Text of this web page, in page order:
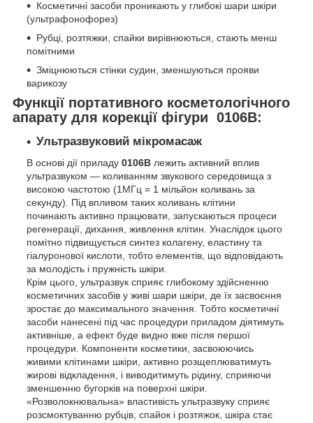
Косметичні засоби проникають у глибокі шари шкіри
(ультрафонофорез)
Рубці, розтяжки, спайки вирівнюються, стають менш
помітними
Зміцнюються стінки судин, зменшуються прояви
варикозу
Функції портативного косметологічного
апарату для корекції фігури 0106B:
Ультразвуковий мікромасаж
В основі дії приладу 0106B лежить активний вплив
ультразвуком — коливанням звукового середовища з
високою частотою (1МГц = 1 мільйон коливань за
секунду). Під впливом таких коливань клітини
починають активно працювати, запускаються процеси
регенерації, дихання, живлення клітин. Унаслідок цього
помітно підвищується синтез колагену, еластину та
гіалуронової кислоти, тобто елементів, що відповідають
за молодість і пружність шкіри.
Крім цього, ультразвук сприяє глибокому здійсненню
косметичних засобів у живі шари шкіри, де їх засвоєння
зростає до максимального значення. Тобто косметичні
засоби нанесені під час процедури приладом діятимуть
активніше, а ефект буде видно вже після першої
процедури. Компоненти косметики, засвоюючись
живими клітинами шкіри, активно розщеплюватимуть
жирові відкладення, і виводитимуть рідину, сприяючи
зменшенню бугорків на поверхні шкіри.
«Розволокнювальна» властивість ультразвуку сприяє
розсмоктуванню рубців, спайок і розтяжок, шкіра стає